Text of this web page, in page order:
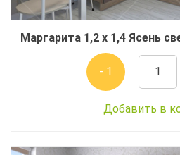
Маргарита 1,2 x 1,4 Ясень
- 1
Добавить в